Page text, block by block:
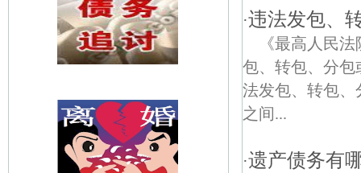
·违法发包、
《最高人民
包、转包、分包
法发包、转包、
之间...
·遗产债务有